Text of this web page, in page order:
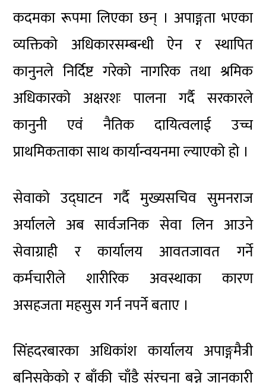
कदमका रूपमा लिएका छन् । अपाङ्गता भएका
व्यक्तिको अधिकारसम्बन्धी ऐन र स्थापित
कानुनले निर्दिष्ट गरेको नागरिक तथा श्रमिक
अधिकारको अक्षरशः पालना गर्दै सरकारले
कानुनी एवं नैतिक दायित्वलाई उच्च
प्राथमिकताका साथ कार्यान्वयनमा ल्याएको हो ।
सेवाको उद्घाटन गर्दै मुख्यसचिव सुमनराज
अर्यालले अब सार्वजनिक सेवा लिन आउने
सेवाग्राही र कार्यालय आवतजावत गर्ने
कर्मचारीले शारीरिक अवस्थाका कारण
असहजता महसुस गर्न नपर्ने बताए ।
सिंहदरबारका अधिकांश कार्यालय अपाङ्गमैत्री
बनिसकेको र बाँकी चाँडै संरचना बन्ने जानकारी